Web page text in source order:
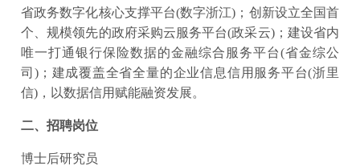
省政务数字化核心支撑平台(数字浙江)；创新设立全国首
个、规模领先的政府采购云服务平台(政采云)；建设省内
唯一打通银行保险数据的金融综合服务平台(省金综公
司)；建成覆盖全省全量的企业信息信用服务平台(浙里
信)，以数据信用赋能融资发展。
二、招聘岗位
博士后研究员